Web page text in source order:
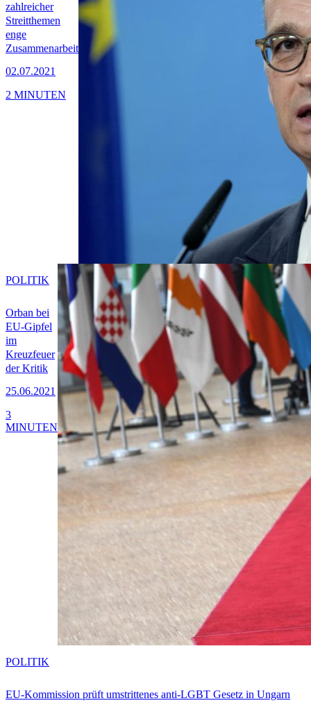
zahlreicher
Streitthemen
enge
Zusammenarbeit
02.07.2021
2 MINUTEN
Orban bei
EU-Gipfel
im
Kreuzfeuer
der Kritik
25.06.2021
POLITIK
3
MINUTEN
EU-Kommission prüft umstrittenes anti-LGBT Gesetz in Ungarn
POLITIK